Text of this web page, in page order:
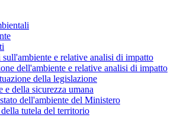
e relative analisi di impatto
dell'ambiente e relative analisi di impatto
della legislazione
e della sicurezza umana
dell'ambiente del Ministero
tutela del territorio